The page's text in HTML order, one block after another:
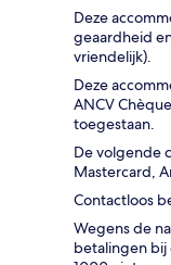
Deze
geaardheid
vriendelijk).
Deze
ANCV
toegestaan.
De volgende
Mastercard,
Contactloos
Wegens de
betalingen bij